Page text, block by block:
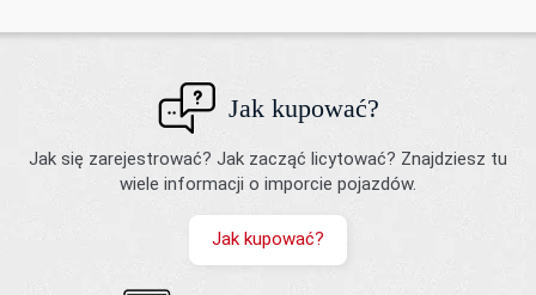
Jak kupować?
Jak się zarejestrować? Jak zacząć licytować? Znajdziesz tu
wiele informacji o imporcie pojazdów.
Jak kupować?